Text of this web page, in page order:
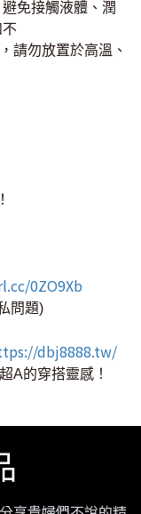
免接觸液體、潤
不
請勿放置於高溫、
0ZO9Xb
問題)
dbj8888.tw/
A的穿搭靈感！